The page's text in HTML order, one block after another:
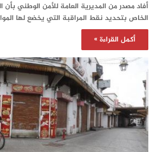
أفاد مصدر من المديرية العامة للأمن الوطني بأن
الخاص بتحديد نقط المراقبة التي يخضع لها
أكمل القراءة »